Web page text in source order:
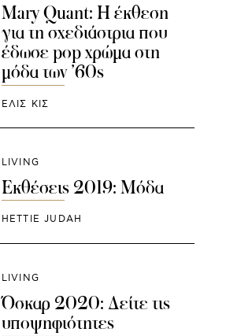
Mary Quant: Η έκθεση
για τη σχεδιάστρια που
έδωσε pop χρώμα στη
μόδα των ’60s
ΕΛΙΣ ΚΙΣ
LIVING
Εκθέσεις 2019: Μόδα
HETTIE JUDAH
LIVING
Όσκαρ 2020: Δείτε τις
υποψηφιότητες